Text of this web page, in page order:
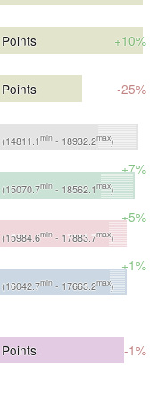
Points +10%
Points -25%
(14811.1min - 18932.2max)
+7%
(15070.7min - 18562.1max)
+5%
(15984.6min - 17883.7max)
+1%
(16042.7min - 17663.2max)
Points -1%